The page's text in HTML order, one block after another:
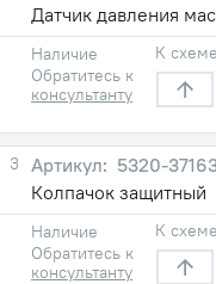
Датчик давления
Наличие
Обратитесь к
консультанту
К схеме
3
5320-
Колпачок защитный
Наличие
Обратитесь к
консультанту
К схеме